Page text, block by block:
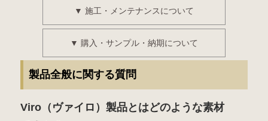
▼ 施工・メンテナンスについて
▼ 購入・サンプル・納期について
製品全般に関する質問
Viro（ヴァイロ）製品とはどのような素材